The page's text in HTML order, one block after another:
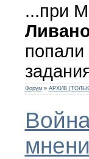
...при
попали
Форум » АРХИВ